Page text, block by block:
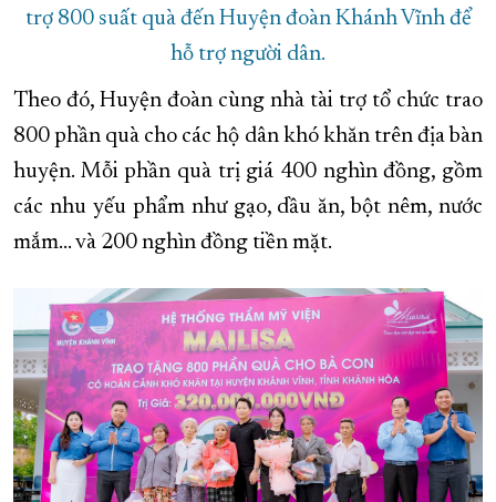
trợ 800 suất quà đến Huyện đoàn Khánh Vĩnh để
hỗ trợ người dân.
Theo đó, Huyện đoàn cùng nhà tài trợ tổ chức trao
800 phần quà cho các hộ dân khó khăn trên địa bàn
huyện. Mỗi phần quà trị giá 400 nghìn đồng, gồm
các nhu yếu phẩm như gạo, dầu ăn, bột nêm, nước
mắm... và 200 nghìn đồng tiền mặt.